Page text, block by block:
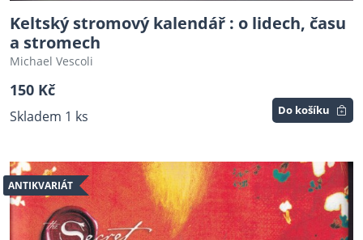
Keltský stromový kalendář : o lidech, času
a stromech
Michael Vescoli
150 Kč
Skladem 1 ks Do košíku
ANTIKVARIÁT